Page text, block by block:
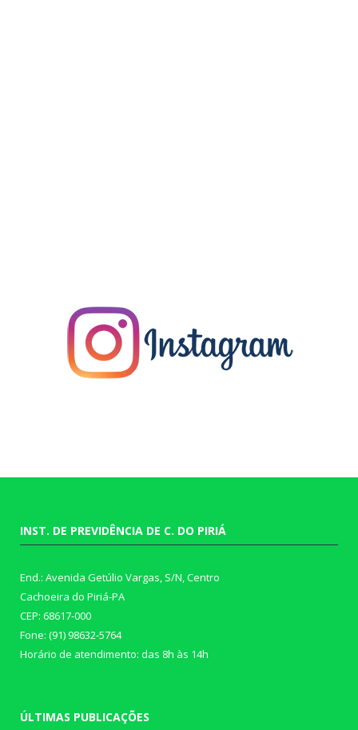
INST. DE PREVIDÊNCIA DE C. DO PIRIÁ
End.: Avenida Getúlio Vargas, S/N, Centro
Cachoeira do Piriá-PA
CEP: 68617-000
Fone: (91) 98632-5764
Horário de atendimento: das 8h às 14h
ÚLTIMAS PUBLICAÇÕES